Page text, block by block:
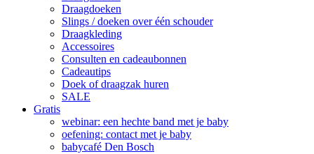
Draagdoeken
Slings / doeken over één schouder
Draagkleding
Accessoires
Consulten en cadeaubonnen
Cadeautips
Doek of draagzak huren
SALE
Gratis
webinar: een hechte band met je baby
oefening: contact met je baby
babycafé Den Bosch